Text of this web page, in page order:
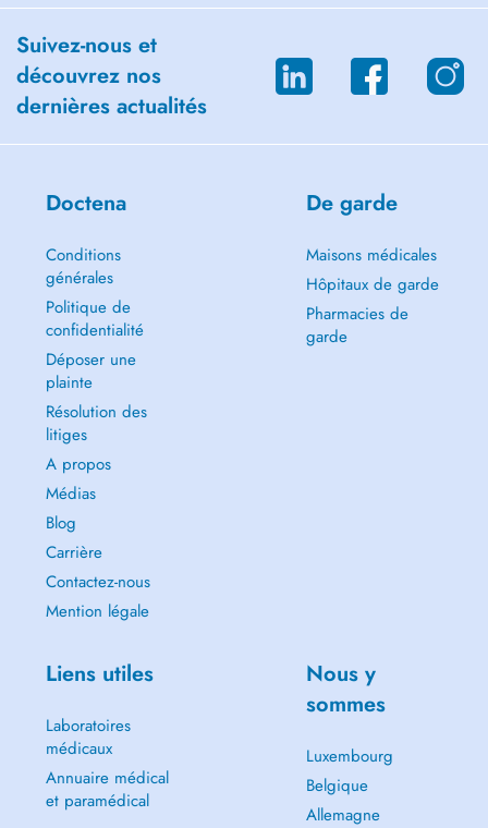
Suivez-nous et
découvrez nos
dernières actualités
Doctena
Conditions
générales
Politique de
confidentialité
Déposer une
plainte
Résolution des
litiges
A propos
Médias
Blog
Carrière
Contactez-nous
Mention légale
De garde
Maisons médicales
Hôpitaux de garde
Pharmacies de
garde
Liens utiles
Laboratoires
médicaux
Annuaire médical
et paramédical
Nous y
sommes
Luxembourg
Belgique
Allemagne